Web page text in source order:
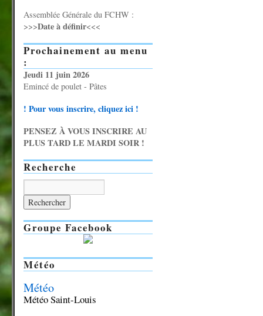
Assemblée Générale du FCHW :
>>>Date à définir<<<
Prochainement au menu
:
Jeudi 11 juin 2026
Emincé de poulet - Pâtes
! Pour vous inscrire, cliquez ici !
PENSEZ À VOUS INSCRIRE AU
PLUS TARD LE MARDI SOIR !
Recherche
Groupe Facebook
Météo
Météo
Météo Saint-Louis